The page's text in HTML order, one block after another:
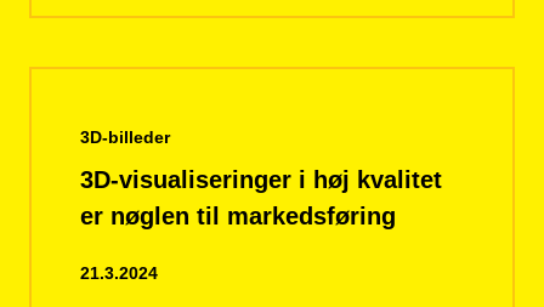
3D-billeder
3D-visualiseringer i høj kvalitet
er nøglen til markedsføring
21.3.2024